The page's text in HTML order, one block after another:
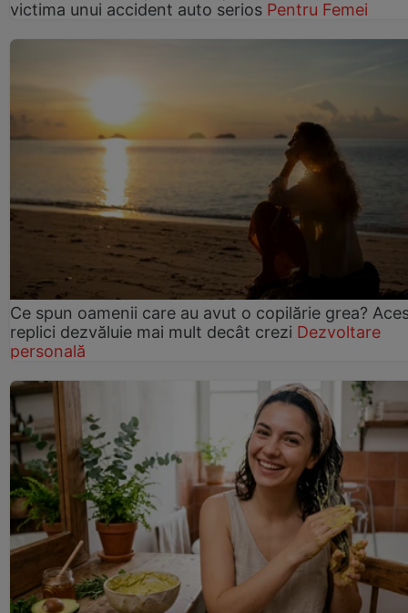
victima unui accident auto serios Pentru Femei
Ce spun oamenii care au avut o copilărie grea?
replici dezvăluie mai mult decât crezi Dezvoltare
personală